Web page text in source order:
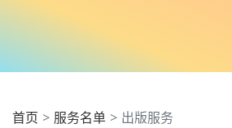
首页 服务名单 出版服务